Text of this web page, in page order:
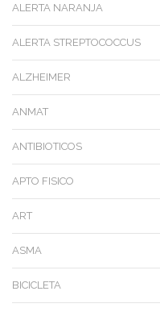
ALERTA NARANJA
ALERTA STREPTOCOCCUS
ALZHEIMER
ANMAT
ANTIBIOTICOS
APTO FISICO
ART
ASMA
BICICLETA